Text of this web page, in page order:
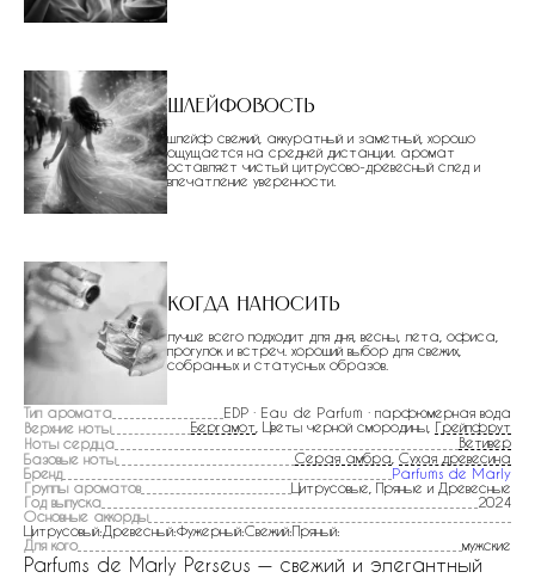
Шлейфовость
шлейф свежий, аккуратный и заметный, хорошо
ощущается на средней дистанции. аромат
оставляет чистый цитрусово-древесный след и
впечатление уверенности.
Когда наносить
лучше всего подходит для дня, весны, лета, офиса,
прогулок и встреч. хороший выбор для свежих,
собранных и статусных образов.
Тип аромата
EDP · Eau de Parfum · парфюмерная вода
Верхние ноты
Бергамот , Цветы черной смородины, Грейпфрут
Ноты сердца
Ветивер
Базовые ноты
Серая амбра Сухая древесина
Бренд
Parfums de Marly
Группы ароматов
Цитрусовые, Пряные и Древесные
Год выпуска
2024
Основные аккорды
Цитрусовый:Древесный:Фужерный:Свежий:Пряный:
Для кого
мужские
Parfums de Marly Perseus — свежий и элегантный